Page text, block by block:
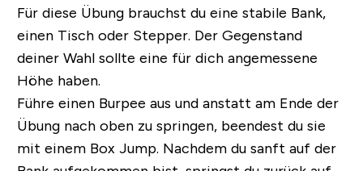
Für diese Übung brauchst du eine stabile Bank,
einen Tisch oder Stepper. Der Gegenstand
deiner Wahl sollte eine für dich angemessene
Höhe haben.
Führe einen Burpee aus und anstatt am Ende der
Übung nach oben zu springen, beendest du sie
mit einem Box Jump. Nachdem du sanft auf der